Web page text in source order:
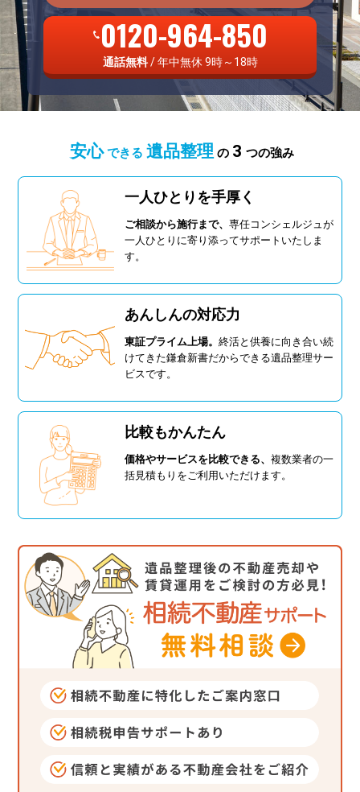
0120-964-850
通話無料/ 年中無休 9時～18時
安心 できる 遺品整理 の 3 つの強み
一人ひとりを手厚く
ご相談から施行まで、専任コンシェルジュが
一人ひとりに寄り添ってサポートいたしま
す。
あんしんの対応力
東証プライム上場。終活と供養に向き合い続
けてきた鎌倉新書だからできる遺品整理サー
ビスです。
比較もかんたん
価格やサービスを比較できる、複数業者の一
括見積もりをご利用いただけます。